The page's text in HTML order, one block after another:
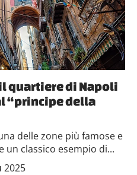
quartiere di Napoli
“principe della
delle zone più famose e
un classico esempio di...
2025